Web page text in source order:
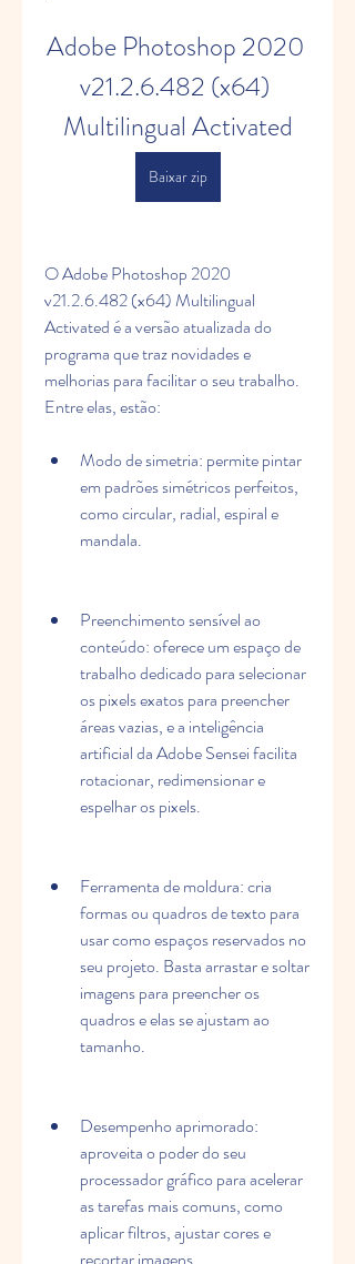
Adobe Photoshop 2020
v21.2.6.482 (x64)
Multilingual Activated
Baixar zip
O Adobe Photoshop 2020
v21.2.6.482 (x64) Multilingual
Activated é a versão atualizada do
programa que traz novidades e
melhorias para facilitar o seu trabalho.
Entre elas, estão:
Modo de simetria: permite pintar
em padrões simétricos perfeitos,
como circular, radial, espiral e
mandala.
Preenchimento sensível ao
conteúdo: oferece um espaço de
trabalho dedicado para selecionar
os pixels exatos para preencher
áreas vazias, e a inteligência
artificial da Adobe Sensei facilita
rotacionar, redimensionar e
espelhar os pixels.
Ferramenta de moldura: cria
formas ou quadros de texto para
usar como espaços reservados no
seu projeto. Basta arrastar e soltar
imagens para preencher os
quadros e elas se ajustam ao
tamanho.
Desempenho aprimorado:
aproveita o poder do seu
processador gráfico para acelerar
as tarefas mais comuns, como
aplicar filtros, ajustar cores e